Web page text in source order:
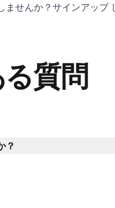
ませんか？ サインアップ
質問
？